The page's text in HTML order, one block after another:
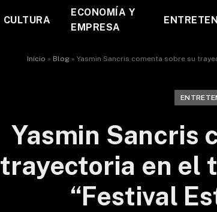
CULTURA
ECONOMÍA Y
EMPRESA
Início » Blog» Yasmin Sancris comenta sobre su
Yasmin Sancris
trayectoria en el
“Festival